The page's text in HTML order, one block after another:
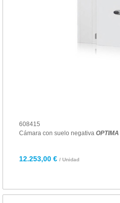
608415
Cámara con suelo negativa OPTIMA
12.253,00 € / Unidad